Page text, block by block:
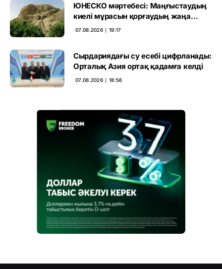
ЮНЕСКО мәртебесі: Маңғыстаудың
киелі мұрасын қорғаудың жаңа
кезеңі басталды
07.08.2026 ∣ 19:17
Сырдариядағы су есебі цифрланады:
Орталық Азия ортақ қадамға келді
07.08.2026 ∣ 18:56